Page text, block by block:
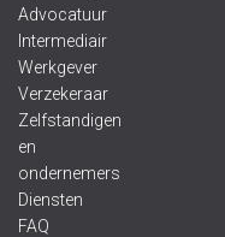
Advocatuur
Intermediair
Werkgever
Verzekeraar
Zelfstandigen
en
ondernemers
Diensten
FAQ